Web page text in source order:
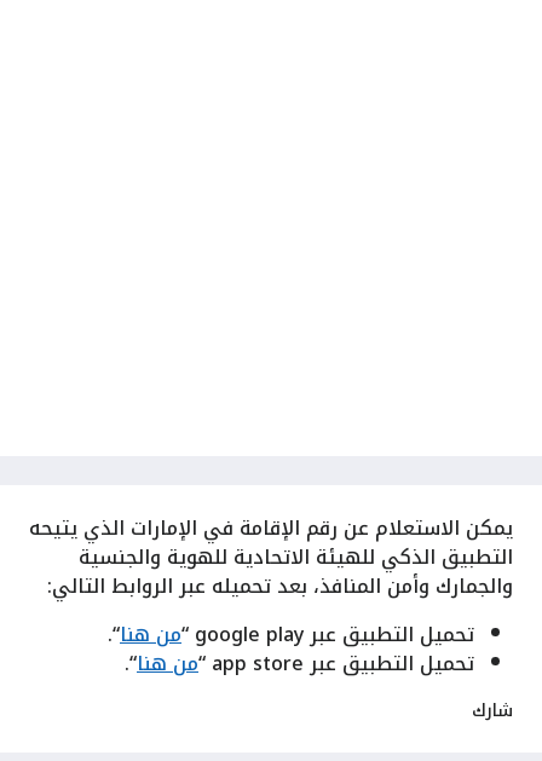
يمكن الاستعلام عن رقم الإقامة في الإمارات الذي يتيحه
التطبيق الذكي للهيئة الاتحادية للهوية والجنسية
والجمارك وأمن المنافذ، بعد تحميله عبر الروابط التالي:
تحميل التطبيق عبر google play “
من هنا“.
تحميل التطبيق عبر app store “ من هنا“.
شارك